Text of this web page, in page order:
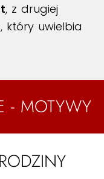
, z drugiej
, który uwielbia
- MOTYWY